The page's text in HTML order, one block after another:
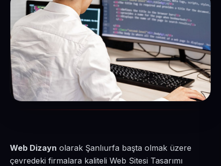
Web Dizayn olarak Şanlıurfa başta olmak üzere
çevredeki firmalara kaliteli Web Sitesi Tasarımı